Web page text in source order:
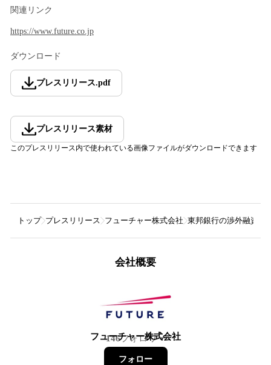
関連リンク
https://www.future.co.jp
ダウンロード
プレスリリース.pdf
プレスリリース素材
このプレスリリース内で使われている画像ファイルがダウンロードできます
トップ プレスリリース フューチャー株式会社 東邦銀行の渉外融資業
会社概要
フューチャー株式会社
146フォロワー
フォロー